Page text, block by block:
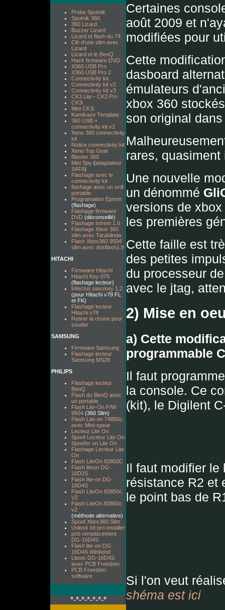
Probe Sputnik
Sputnik 360
360 Lizard
Buzzer Lizard
Lizard et flash du 74
Clé d'une slim avec
Lizard
Lizard et le BenQ
Hack firmware DVD
X360 USB Pro
X360 USB Pro 2
Connectivity kit
Connectivity kit v2
Connectivity kit v3
CK3 Lite - CK3 Pro
CK3i
Mini CK3i
Kamikaze Template
360 USB +
connectivity kit v2
Xeno 360 connectivity
kit
Notice connectivity kit
Xeno Top Gear
Blaster 360
Mini Spy (adaptateur
SATA)
Flashage avec le
connectivity kit
flashage avec un ordi
portable
Programation Eprom
(flashage)
Flashage firmware
DVD (déconseillé)
Flashage Ixtrem 1.6
Flashage Xbox 360
slim avec Tarablinda
Flash Xbox360 9504
slim avec dosflash1.9
HITACHI
Firmware Hitachi
Hitachi Key 079
(flashage lecteur)
Infectus passkey 1.2
(pour Hitachi v79 FL
et FK)
Flashage lecteur
Hitachi v78
Retirer la résine pour
souder
SAMSUNG
Firmware Samsung
Flashage lecteur
Samsung MS28
PHILIPS
Flashage lecteur
BenQ
Flash du BenQ avec
un portable
Flash Lite-On F/W
9504 (360 Slim)
Flash Lite-on 74850c
avec Mini-spear
Lecteur Lite On
Spoof Lecteur Lite On
Spoofer un Lite On
Flashage Lecteur Lite
On
Flash LiteOn 83850C
Flash liteon DG-
16D2S
Flash lite-on DG-
16D4S
Flash LiteOn 83850c
V2
Flash LiteOn 83850c
v2
(méthode alternative)
Spoof Xbox360 Slim
Unlock kit pro installer
pcb remplacement
DG-16D4S
Flash lite-on DG-
16D4S Winbond
Liteon DG-16D4S
avec PCB Freedom
PCB Freedom
software
*-*-*-*-*-*-*
Certaines
août 2009 et
modifiées pour
Cette
dasboard
émulateurs
xbox 360
son original
rares,
Une nouvelle
un dénommé
versions de
les premières
Cette faille est
des petites
du processeur
avec le jtag,
2) Mise en
a) Cette
programmable
Il faut
la console. Ce
(kit), le Digilent
Il faut modifier le
résistance R2 et
le point bas de
Si l'on veut
shéma est ici